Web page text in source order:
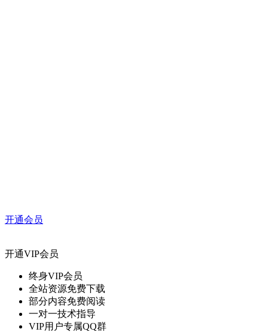
开通会员
开通VIP会员
终身VIP会员
全站资源免费下载
部分内容免费阅读
一对一技术指导
VIP用户专属QQ群